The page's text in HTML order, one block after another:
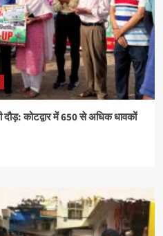
कोटद्वार में 650 से अधिक धावकों